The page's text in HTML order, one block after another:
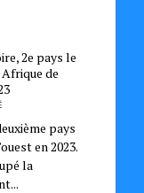
2e pays le
de
pays
en 2023.
la